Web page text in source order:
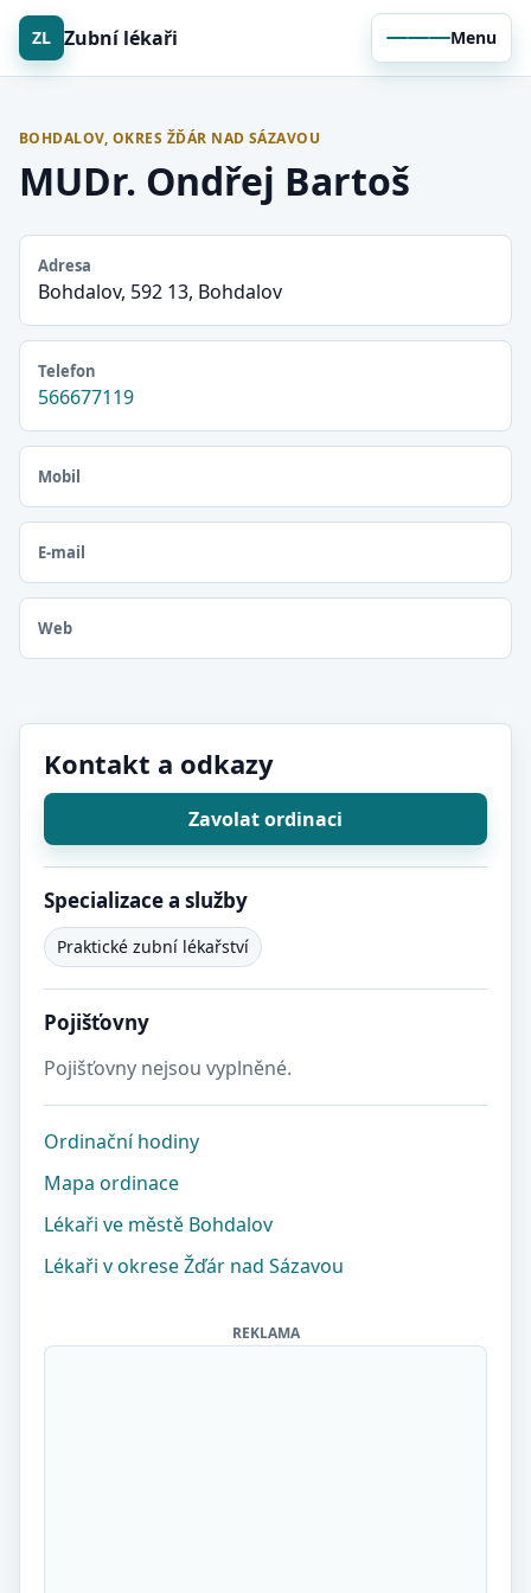
ZL Zubní lékaři Menu
BOHDALOV, OKRES ŽĎÁR NAD SÁZAVOU
MUDr. Ondřej Bartoš
Adresa
Bohdalov, 592 13, Bohdalov
Telefon
566677119
Mobil
E-mail
Web
Kontakt a odkazy
Zavolat ordinaci
Specializace a služby
Praktické zubní lékařství
Pojišťovny
Pojišťovny nejsou vyplněné.
Ordinační hodiny
Mapa ordinace
Lékaři ve městě Bohdalov
Lékaři v okrese Žďár nad Sázavou
REKLAMA